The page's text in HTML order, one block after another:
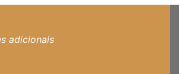
adicionais